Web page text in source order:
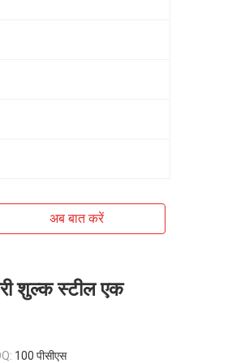
अब बात करें
शुल्क स्टील एक
100 पीसीएस